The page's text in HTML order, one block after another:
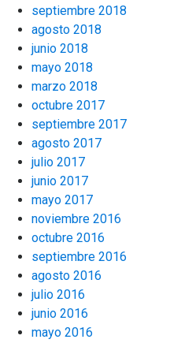
septiembre 2018
agosto 2018
junio 2018
mayo 2018
marzo 2018
octubre 2017
septiembre 2017
agosto 2017
julio 2017
junio 2017
mayo 2017
noviembre 2016
octubre 2016
septiembre 2016
agosto 2016
julio 2016
junio 2016
mayo 2016